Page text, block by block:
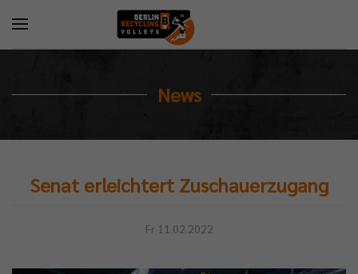
News
Senat erleichtert Zuschauerzugang
Fr 11.02.2022